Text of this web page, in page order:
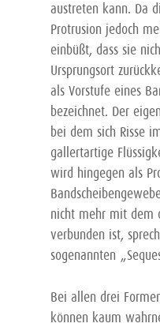
austreten kann. Da
Protrusion jedoch
einbüßt, dass sie
Ursprungsort
als Vorstufe eines
bezeichnet. Der
bei dem sich Risse
gallertartige
wird hingegen als
nicht mehr mit dem
verbunden ist,
sogenannten
Bei allen drei
können kaum